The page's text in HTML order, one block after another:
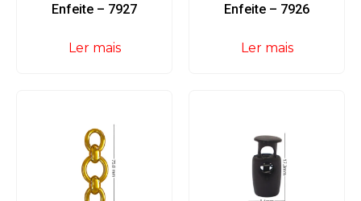
Enfeite – 7927
Ler mais
Enfeite – 7926
Ler mais